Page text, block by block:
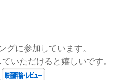
グに参加しています。
いただけると嬉しいです。